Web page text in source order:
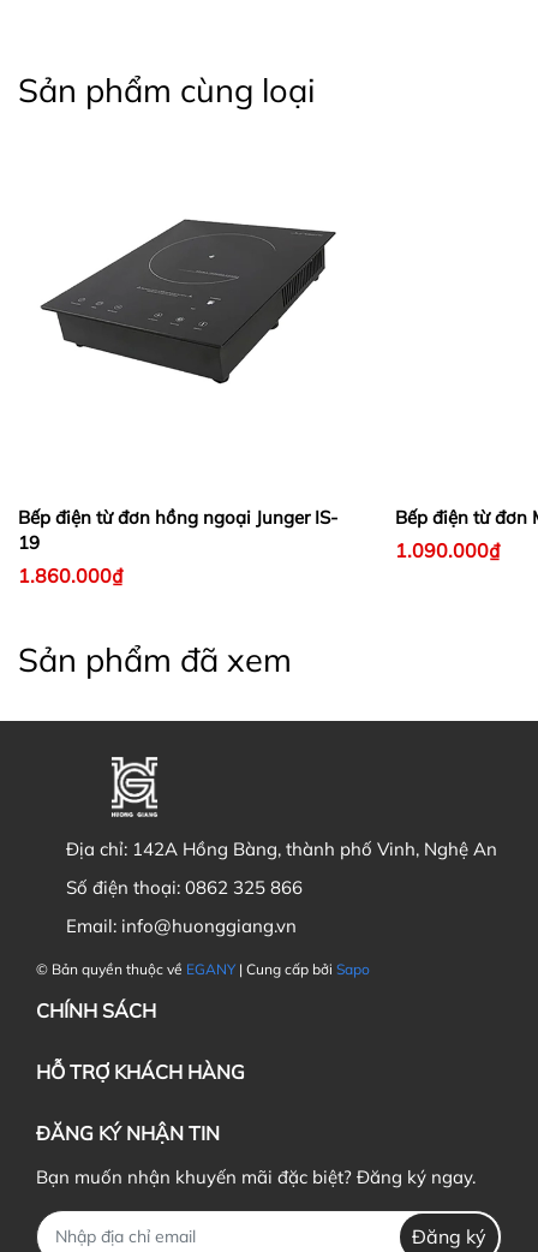
Sản phẩm cùng loại
Bếp điện từ đơn hồng ngoại Junger IS-
19
1.860.000₫
Bếp điện từ đơn
1.090.000₫
Sản phẩm đã xem
Địa chỉ: 142A Hồng Bàng, thành phố Vinh, Nghệ An
Số điện thoại: 0862 325 866
Email: info@huonggiang.vn
© Bản quyền thuộc về EGANY | Cung cấp bởi Sapo
CHÍNH SÁCH
HỖ TRỢ KHÁCH HÀNG
ĐĂNG KÝ NHẬN TIN
Bạn muốn nhận khuyến mãi đặc biệt? Đăng ký ngay.
Đăng ký